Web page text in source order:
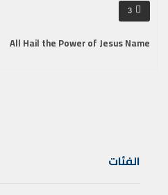
3
All Hail the Power of Jesus Name
الفئات